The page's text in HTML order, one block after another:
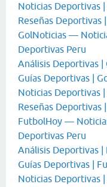
Noticias Deportivas
Reseñas Deportivas
GolNoticias —
Deportivas Peru
Análisis Deportivas |
Guías Deportivas |
Noticias Deportivas
Reseñas Deportivas
FutbolHoy —
Deportivas Peru
Análisis Deportivas |
Guías Deportivas |
Noticias Deportivas